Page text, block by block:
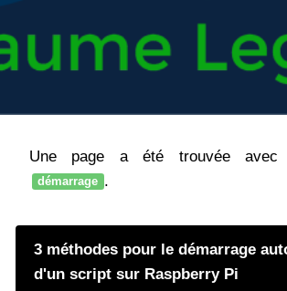
Une page a été trouvée
démarrage .
3 méthodes pour le démarrage
d'un script sur Raspberry Pi